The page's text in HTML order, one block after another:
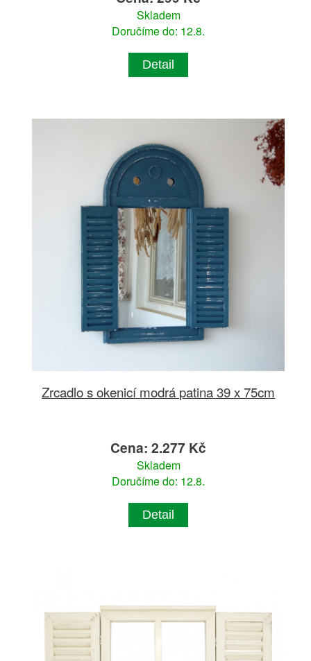
Skladem
Doručíme do: 12.8.
Detail
Zrcadlo s okenicí modrá patina 39 x 75cm
Cena: 2.277 Kč
Skladem
Doručíme do: 12.8.
Detail